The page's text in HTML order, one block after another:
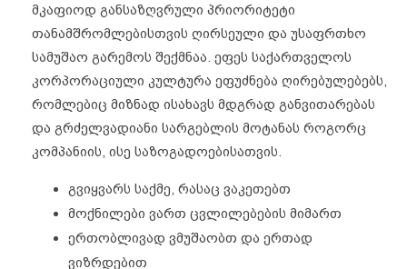
მკაფიოდ განსაზღვრული პრიორიტეტი
თანამშრომლებისთვის ღირსეული და უსაფრთხო
სამუშაო გარემოს შექმნაა. ეფეს საქართველოს
კორპორაციული კულტურა ეფუძნება ღირებულებებს,
რომლებიც მიზნად ისახავს მდგრად განვითარებას
და გრძელვადიანი სარგებლის მოტანას როგორც
კომპანიის, ისე საზოგადოებისათვის.
გვიყვარს საქმე, რასაც ვაკეთებთ
მოქნილები ვართ ცვლილებების მიმართ
ერთობლივად ვმუშაობთ და ერთად
ვიზრდებით